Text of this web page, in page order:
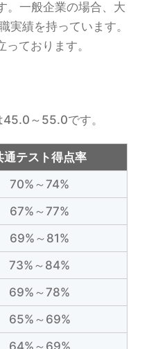
。一般企業の場合、大
実績を持っています。
ております。
～55.0です。
通テスト得点率
70%～74%
67%～77%
69%～81%
73%～84%
69%～78%
65%～69%
64%～69%